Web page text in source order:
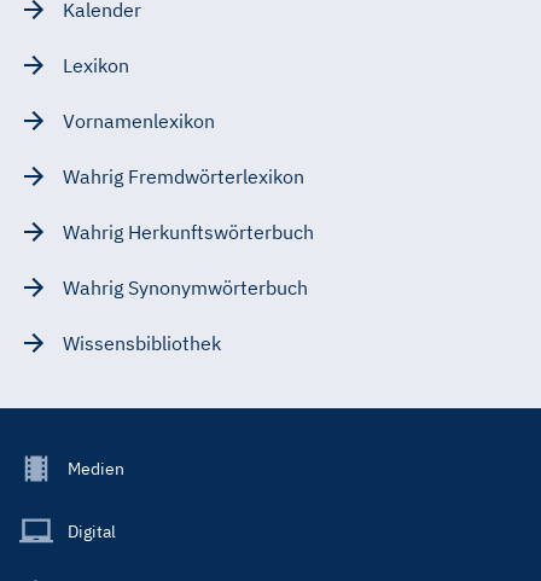
Kalender
Lexikon
Vornamenlexikon
Wahrig Fremdwörterlexikon
Wahrig Herkunftswörterbuch
Wahrig Synonymwörterbuch
Wissensbibliothek
Footer
Main
Medien
Digital